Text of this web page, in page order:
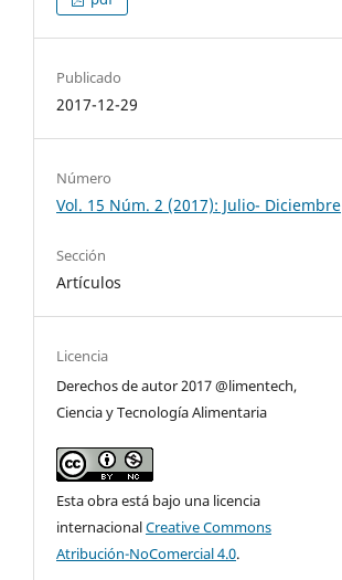
Publicado
2017-12-29
Número
Vol. 15 Núm. 2 (2017): Julio- Diciembre
Sección
Artículos
Licencia
Derechos de autor 2017 @limentech,
Ciencia y Tecnología Alimentaria
Esta obra está bajo una licencia
internacionalCreative Commons
Atribución-NoComercial 4.0.